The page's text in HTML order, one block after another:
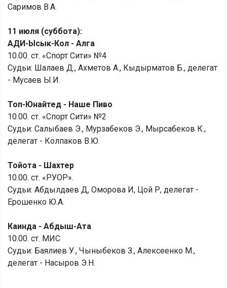
Саримов В.А.
11 июля (суббота):
АДИ-Ысык-Кол - Алга
10.00. ст. «Спорт Сити» №4
Судьи: Шалаев Д., Ахметов А., Кыдырматов Б., делегат
- Мусаев Ы.И.
Топ-Юнайтед - Наше Пиво
10.00. ст. «Спорт Сити» №2
Судьи: Салыбаев Э., Мурзабеков Э., Мырсабеков К.,
делегат - Колпаков В.Ю.
Тойота - Шахтер
10.00. ст. «РУОР».
Судьи: Абдылдаев Д, Оморова И, Цой Р, делегат -
Ерошенко Ю.А.
Каинда - Абдыш-Ата
10.00. ст. МИС
Судьи: Баялиев У., Чыныбеков З., Алексеенко М.,
делегат - Насыров Э.Н.